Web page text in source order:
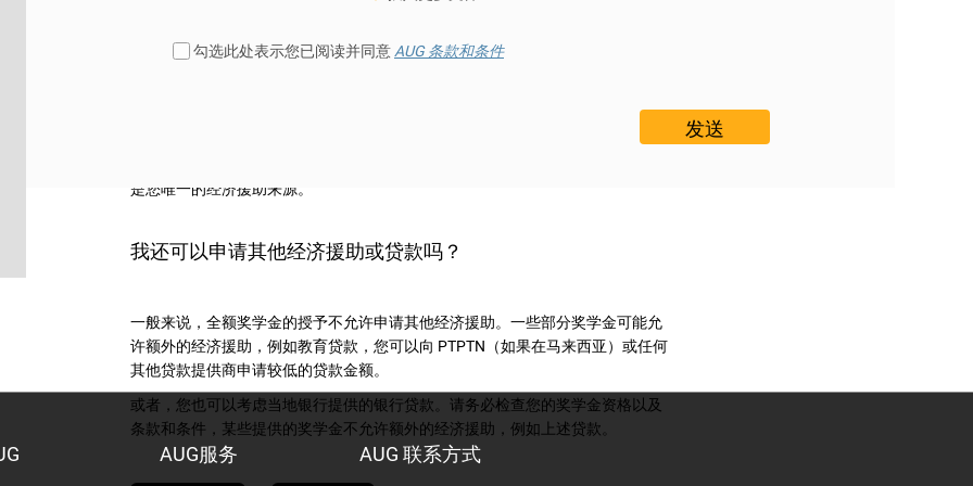
每项奖学金的条款和条件都各不相同。然而，一般来说，大多数奖学金不能从一
除此之外，有些奖学金要求您在学期内保持一定的成绩或出勤率，如果达不到要
是您唯一的经济援助来源。
我还可以申请其他经济援助或贷款吗？
一般来说，全额奖学金的授予不允许申请其他经济援助。一些部分奖学金可能允
许额外的经济援助，例如教育贷款，您可以向 PTPTN（如果在马来西亚）或任何
其他贷款提供商申请较低的贷款金额。
或者，您也可以考虑当地银行提供的银行贷款。请务必检查您的奖学金资格以及
条款和条件，某些提供的奖学金不允许额外的经济援助，例如上述贷款。
勾选此处表示您已阅读并同意 AUG 条款和条件
AUG服务 AUG 联系方式